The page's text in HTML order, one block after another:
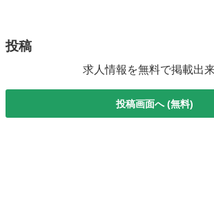
投稿
求人情報を無料で掲載出
投稿画面へ (無料)